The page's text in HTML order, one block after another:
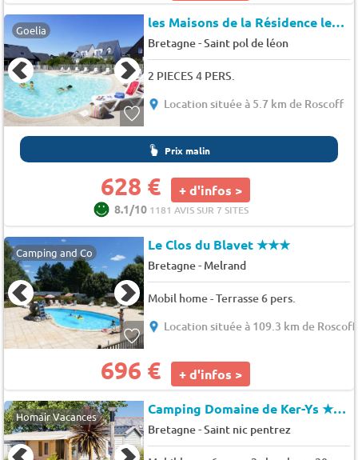
Goelia les Maisons de la Résidence les Roches
Bretagne-Saint pol de léon
2 PIECES 4 PERS.
Location située à 5.7 km de Roscoff
Prix malin
628 € + d'infos >
8.1/10 1181 AVIS SUR 7 SITES
Camping and Co Le Clos du Blavet★★★
Bretagne- Melrand
Mobil home - Terrasse 6 pers.
Location située à 109.3 km de Roscoff
696 € + d'infos >
Homair Vacances Camping Domaine de Ker-Ys★★★★
Bretagne-Saint nic pentrez